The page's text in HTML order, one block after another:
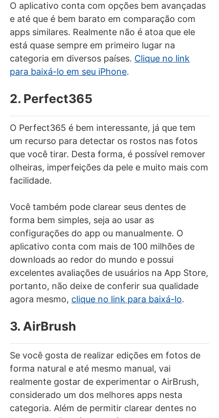
O aplicativo conta com opções bem avançadas
e até que é bem barato em comparação com
apps similares. Realmente não é atoa que ele
está quase sempre em primeiro lugar na
categoria em diversos países. Clique no link
para baixá-lo em seu iPhone.
2. Perfect365
O Perfect365 é bem interessante, já que tem
um recurso para detectar os rostos nas fotos
que você tirar. Desta forma, é possível remover
olheiras, imperfeições da pele e muito mais com
facilidade.
Você também pode clarear seus dentes de
forma bem simples, seja ao usar as
configurações do app ou manualmente. O
aplicativo conta com mais de 100 milhões de
downloads ao redor do mundo e possui
excelentes avaliações de usuários na App Store,
portanto, não deixe de conferir sua qualidade
agora mesmo, clique no link para baixá-lo.
3. AirBrush
Se você gosta de realizar edições em fotos de
forma natural e até mesmo manual, vai
realmente gostar de experimentar o AirBrush,
considerado um dos melhores apps nesta
categoria. Além de permitir clarear dentes no